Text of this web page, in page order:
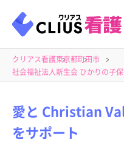
クリアス看護東京都町田市
社会福祉法人新生会 ひかりの子
愛と Christian
をサポート